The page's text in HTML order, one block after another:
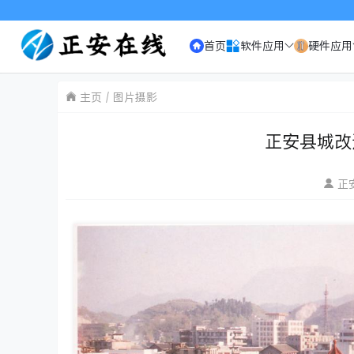
首页 软件应用 硬件应用
主页 图片摄影
正安县城
正